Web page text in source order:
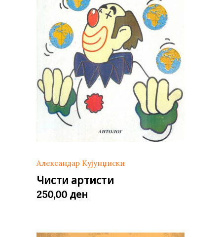
Александар Кујунџиски
Чисти артисти
250,00 ден